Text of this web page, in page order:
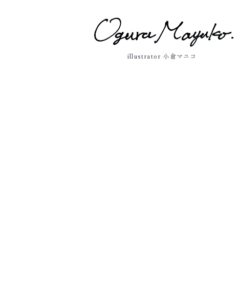
illustrator 小倉マユコ